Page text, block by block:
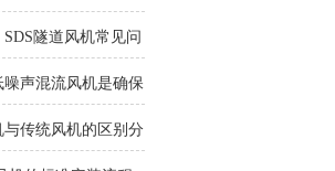
隧道风机常见问
噪声混流风机是确保
传统风机的区别分